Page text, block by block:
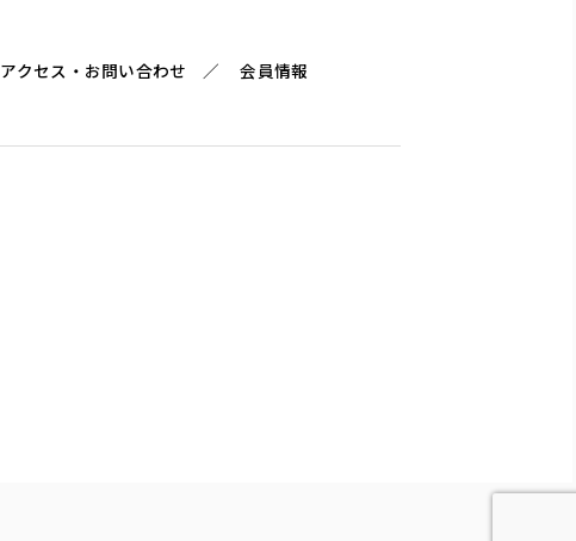
アクセス・お問い合わせ 会員情報